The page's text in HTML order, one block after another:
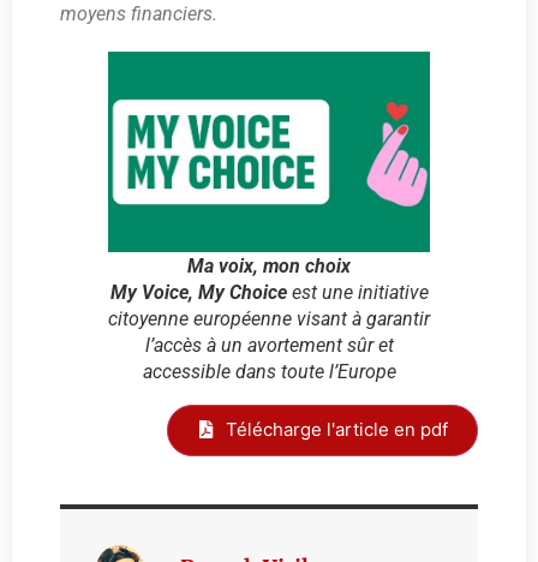
moyens financiers.
Ma voix, mon choix
My Voice, My Choiceest une initiative
citoyenne européenne visant à garantir
l’accès à un avortement sûr et
accessible dans toute l’Europe
Télécharge l'article en pdf